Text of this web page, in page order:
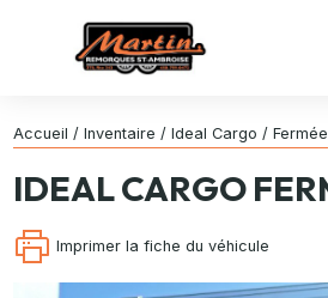
Accueil / Inventaire / Ideal Cargo / Fermée
IDEAL CARGO
Imprimer la fiche du véhicule